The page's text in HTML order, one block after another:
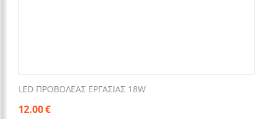
LED ΠΡΟΒΟΛΕΑΣ ΕΡΓΑΣΙΑΣ 18W
12.00€